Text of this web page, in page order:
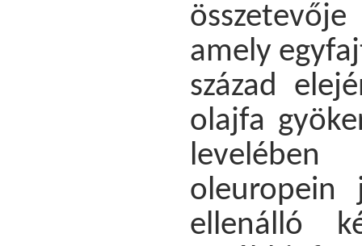
amely
század
olajfa
oleuropein
ellenálló